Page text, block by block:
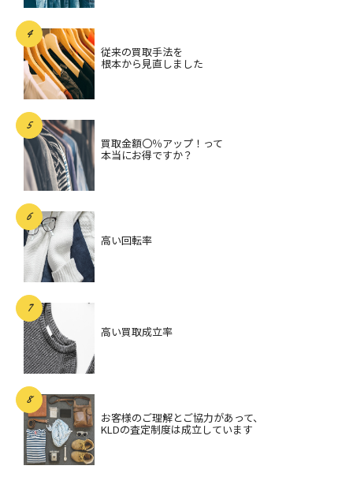
従来の買取手法を
根本から見直しました
買取金額〇％アップ！って
本当にお得ですか？
高い回転率
高い買取成立率
お客様のご理解とご協力があって、
KLDの査定制度は成立しています